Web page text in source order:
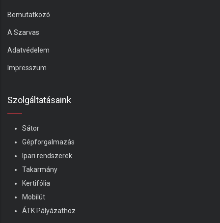
Bemutatkozó
A Szarvas
Adatvédelem
Impresszum
Szolgáltatásaink
Sátor
Gépforgalmazás
Ipari rendszerek
Takarmány
Kertifólia
Mobilút
ÁTK Pályázathoz